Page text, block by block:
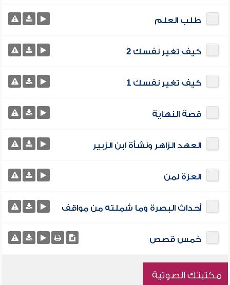
طلب العلم
كيف تغير نفسك 2
كيف تغير نفسك 1
قصة النهاية
العهد الزاهر ونشأة ابن الزبير
العزة لمن
أحداث البصرة وما شملته من مواقف
خمس قصص
مكتبتك الصوتية